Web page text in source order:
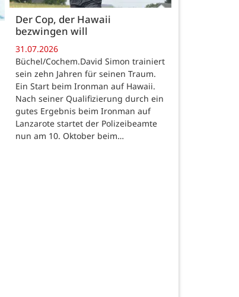
Der Cop, der Hawaii
bezwingen will
31.07.2026
Büchel/Cochem.David Simon trainiert
sein zehn Jahren für seinen Traum.
Ein Start beim Ironman auf Hawaii.
Nach seiner Qualifizierung durch ein
gutes Ergebnis beim Ironman auf
Lanzarote startet der Polizeibeamte
nun am 10. Oktober beim…